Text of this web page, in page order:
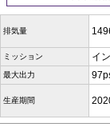
排気量
ミッション イ
最大出力
生産期間